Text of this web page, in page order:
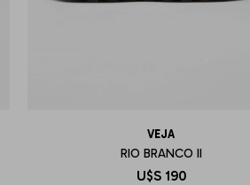
VEJA
RIO BRANCO II
U$S 190